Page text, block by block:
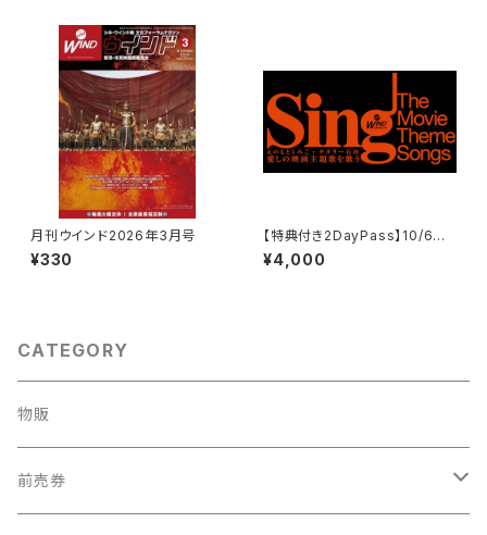
月刊ウインド2026年3月号
¥330
【特典付き2DayPass】10/6
(火)ナタリー石田＆10/27(火)え
のもとくみこ〈愛しの映画主題歌
¥4,000
CATEGORY
物販
前売券